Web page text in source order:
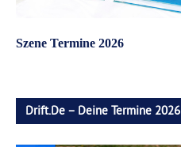
Szene Termine 2026
Drift.de – Deine Termine 2026